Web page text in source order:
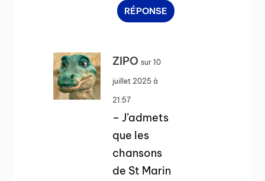
RÉPONSE
ZIPO sur 10
juillet 2025 à
21:57
– J’admets
que les
chansons
de St Marin